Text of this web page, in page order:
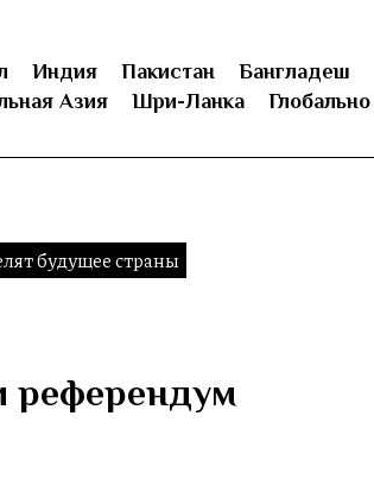
Индия Пакистан Бангладеш
Азия Шри-Ланка Глобально
будущее страны
референдум